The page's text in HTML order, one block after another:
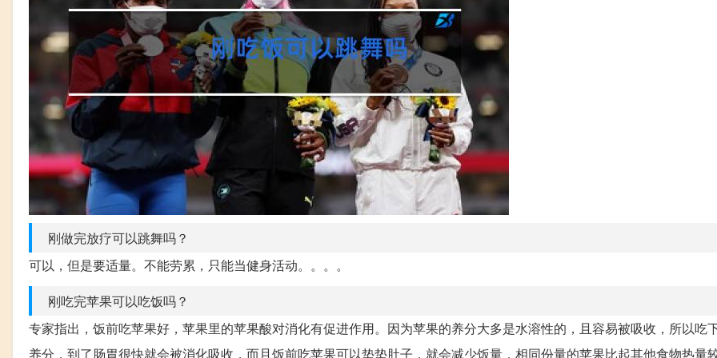
刚做完放疗可以跳舞吗？
可以，但是要适量。不能劳累，只能当健身活动。。。。
刚吃完苹果可以吃饭吗？
专家指出，饭前吃苹果好，苹果里的苹果酸对消化有促进作用。因为苹果的养分大多是水溶性的，且容易被吸收，所以吃
养分，到了肠胃很快就会被消化吸收，而且饭前吃苹果可以垫垫肚子，就会减少饭量，相同份量的苹果比起其他食物热量